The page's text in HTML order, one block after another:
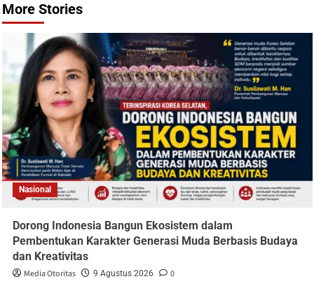
More Stories
Nasional
Dorong Indonesia Bangun Ekosistem dalam
Pembentukan Karakter Generasi Muda Berbasis Budaya
dan Kreativitas
Media Otoritas 9 Agustus 2026 0